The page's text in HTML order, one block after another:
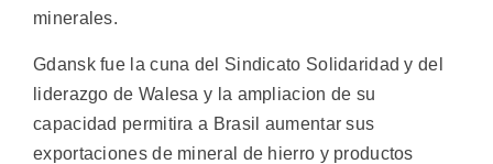
minerales.
Gdansk fue la cuna del Sindicato Solidaridad y del
liderazgo de Walesa y la ampliacion de su
capacidad permitira a Brasil aumentar sus
exportaciones de mineral de hierro y productos